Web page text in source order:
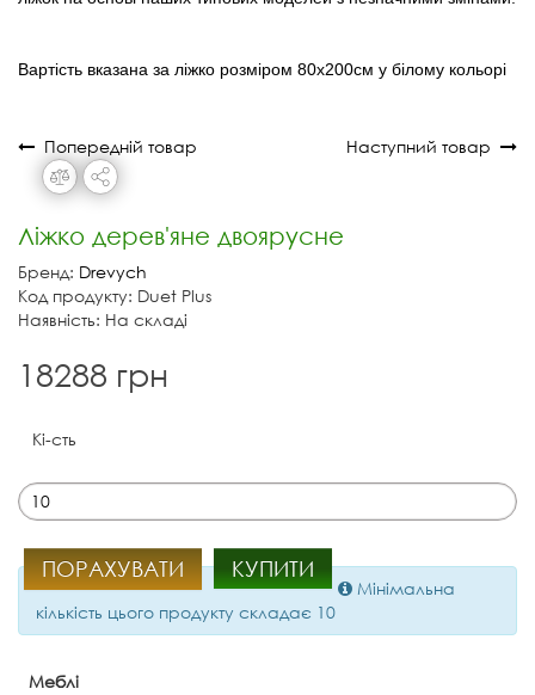
Вартість вказана за ліжко розміром 80х200см у білому кольорі
Попередній товар Наступний товар
Ліжко дерев'яне двоярусне
Бренд: Drevych
Код продукту: Duet Plus
Наявність: На складі
18288 грн
Кі-сть
ПОРАХУВАТИ КУПИТИ
Мінімальна
кількість цього продукту складає 10
Меблі